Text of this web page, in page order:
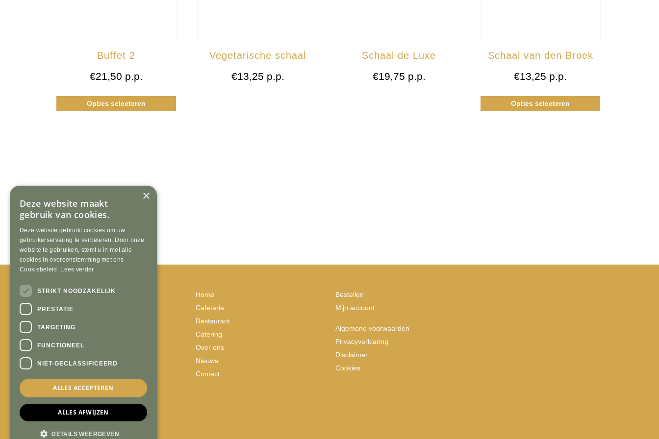
Buffet 2
€21,50 p.p.
Opties selecteren
Vegetarische schaal
€13,25 p.p.
Schaal de Luxe
€19,75 p.p.
Schaal van den Broek
€13,25 p.p.
Opties selecteren
Van den Broek
ma & di gesloten
wo - zo van 15:00 - 21:00 uur
Home
Cafetaria
Restaurant
Catering
Over ons
Nieuws
Contact
Bestellen
Mijn account
Algemene voorwaarden
Privacyverklaring
Disclaimer
Cookies
×
Deze website maakt
gebruik van cookies.
Deze website gebruikt cookies om uw
gebruikerservaring te verbeteren. Door onze
website te gebruiken, stemt u in met alle
cookies in overeenstemming met ons
Cookiebeleid. Lees verder
STRIKT NOODZAKELIJK
PRESTATIE
TARGETING
FUNCTIONEEL
NIET-GECLASSIFICEERD
ALLES ACCEPTEREN
ALLES AFWIJZEN
DETAILS WEERGEVEN